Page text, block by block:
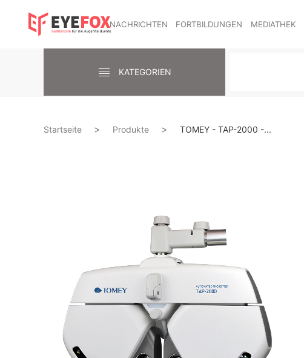
NACHRICHTEN FORTBILDUNGEN MEDIATHEK
KATEGORIEN
Startseite Produkte TOMEY - TAP-2000 -...